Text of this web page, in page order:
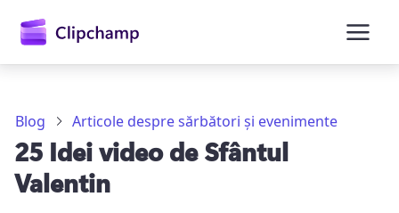
principal
Blog Articole despre sărbători și evenimente
25 Idei video de Sfântul
Valentin